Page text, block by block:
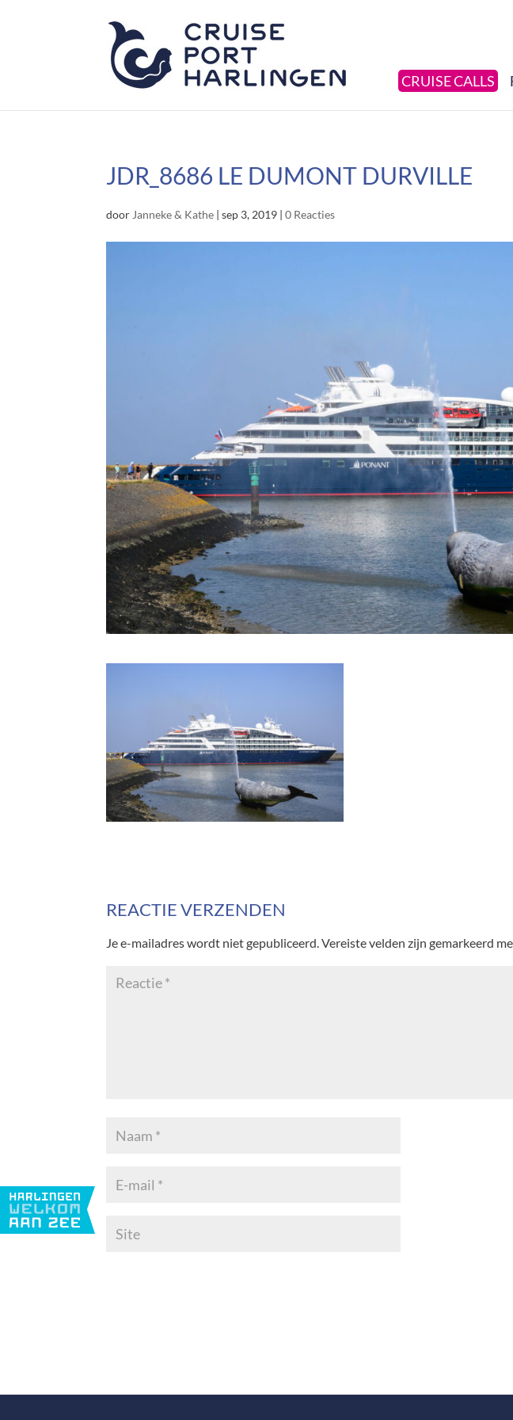
CRUISE CALLS
JDR_8686 LE DUMONT DURVILLE
door Janneke & Kathe |sep 3, 2019 |0 Reacties
REACTIE VERZENDEN
Je e-mailadres wordt niet gepubliceerd. Vereiste velden zijn gemarkeerd